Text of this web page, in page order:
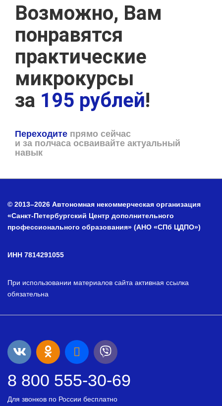
Возможно, Вам
понравятся
практические
микрокурсы
за 195 рублей!
Переходите прямо сейчас
и за полчаса осваивайте актуальный
навык
© 2013–2026 Автономная некоммерческая организация
«Санкт-Петербургский Центр дополнительного
профессионального образования» (АНО «СПб ЦДПО»)
ИНН 7814291055
При использовании материалов сайта активная ссылка
обязательна
8 800 555-30-69
Для звонков по России бесплатно